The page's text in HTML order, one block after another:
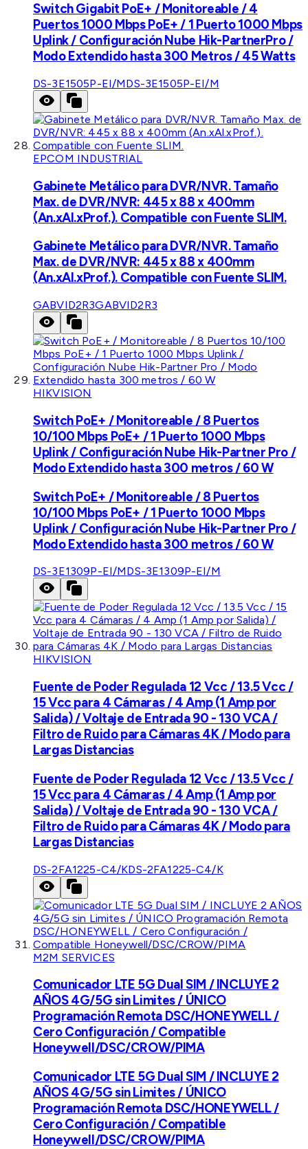
Switch Gigabit PoE+ / Monitoreable / 4
Puertos 1000 Mbps PoE+ / 1 Puerto 1000 Mbps
Uplink / Configuración Nube Hik-PartnerPro /
Modo Extendido hasta 300 Metros / 45 Watts
DS-3E1505P-EI/MDS-3E1505P-EI/M
EPCOM INDUSTRIAL
Gabinete Metálico para DVR/NVR. Tamaño
Max. de DVR/NVR: 445 x 88 x 400mm
(An.xAl.xProf.). Compatible con Fuente SLIM.
Gabinete Metálico para DVR/NVR. Tamaño
Max. de DVR/NVR: 445 x 88 x 400mm
(An.xAl.xProf.). Compatible con Fuente SLIM.
GABVID2R3GABVID2R3
HIKVISION
Switch PoE+ / Monitoreable / 8 Puertos
10/100 Mbps PoE+ / 1 Puerto 1000 Mbps
Uplink / Configuración Nube Hik-Partner Pro /
Modo Extendido hasta 300 metros / 60 W
Switch PoE+ / Monitoreable / 8 Puertos
10/100 Mbps PoE+ / 1 Puerto 1000 Mbps
Uplink / Configuración Nube Hik-Partner Pro /
Modo Extendido hasta 300 metros / 60 W
DS-3E1309P-EI/MDS-3E1309P-EI/M
HIKVISION
Fuente de Poder Regulada 12 Vcc / 13.5 Vcc /
15 Vcc para 4 Cámaras / 4 Amp (1 Amp por
Salida) / Voltaje de Entrada 90 - 130 VCA /
Filtro de Ruido para Cámaras 4K / Modo para
Largas Distancias
Fuente de Poder Regulada 12 Vcc / 13.5 Vcc /
15 Vcc para 4 Cámaras / 4 Amp (1 Amp por
Salida) / Voltaje de Entrada 90 - 130 VCA /
Filtro de Ruido para Cámaras 4K / Modo para
Largas Distancias
DS-2FA1225-C4/KDS-2FA1225-C4/K
M2M SERVICES
Comunicador LTE 5G Dual SIM / INCLUYE 2
AÑOS 4G/5G sin Limites / ÚNICO
Programación Remota DSC/HONEYWELL /
Cero Configuración / Compatible
Honeywell/DSC/CROW/PIMA
Comunicador LTE 5G Dual SIM / INCLUYE 2
AÑOS 4G/5G sin Limites / ÚNICO
Programación Remota DSC/HONEYWELL /
Cero Configuración / Compatible
Honeywell/DSC/CROW/PIMA